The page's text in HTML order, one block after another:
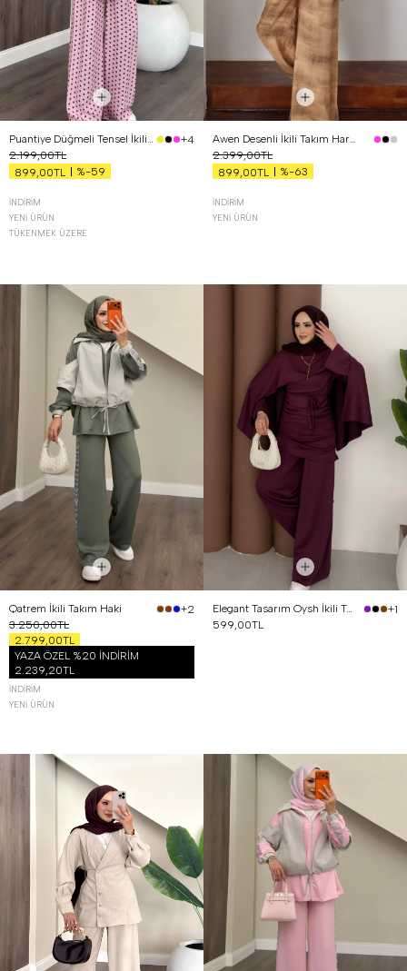
Puantiye Düğmeli Tensel İkili Takım Pembe
+4
2.199,00TL
899,00TL
%-59
İNDIRIM
YENI ÜRÜN
TÜKENMEK ÜZERE
Awen Desenli İkili Takım Hardal
2.399,00TL
899,00TL
%-63
İNDIRIM
YENI ÜRÜN
Qatrem İkili Takım Haki
+2
3.250,00TL
2.799,00TL
YAZA ÖZEL %20 İNDİRİM
2.239,20TL
İNDIRIM
YENI ÜRÜN
Elegant Tasarım Oysh İkili Takım Mürdüm
+1
599,00TL